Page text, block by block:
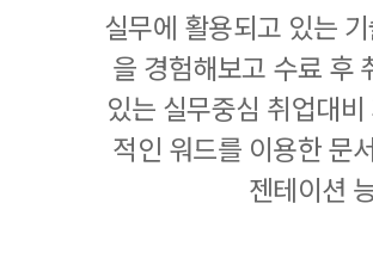
실무에 활용되고 있는
을 경험해보고 수료 후
있는 실무중심 취업대
적인 워드를 이용한 문
젠테이션